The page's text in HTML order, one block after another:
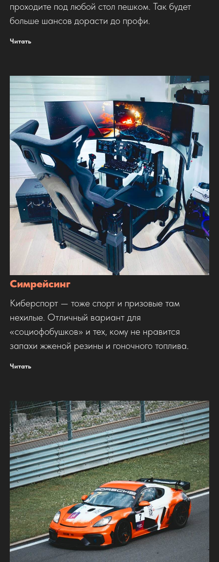
проходите под любой стол пешком. Так будет
больше шансов дорасти до профи.
Читать
Симрейсинг
Киберспорт — тоже спорт и призовые там
нехилые. Отличный вариант для
«социофобушков» и тех, кому не нравится
запахи жженой резины и гоночного топлива.
Читать